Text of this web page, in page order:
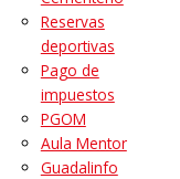
Reservas
deportivas
Pago de
impuestos
PGOM
Aula Mentor
Guadalinfo